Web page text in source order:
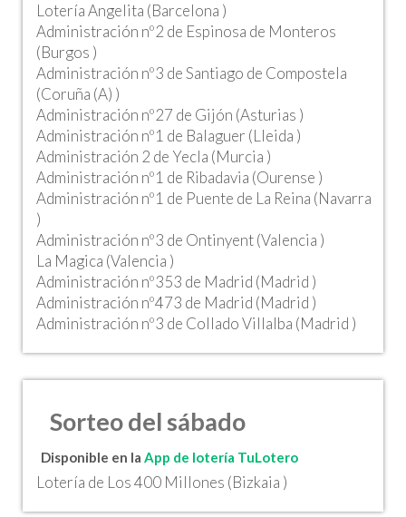
Lotería Angelita (Barcelona )
Administración nº2 de Espinosa de Monteros
(Burgos )
Administración nº3 de Santiago de Compostela
(Coruña (A) )
Administración nº27 de Gijón (Asturias )
Administración nº1 de Balaguer (Lleida )
Administración 2 de Yecla (Murcia )
Administración nº1 de Ribadavia (Ourense )
Administración nº1 de Puente de La Reina (Navarra
)
Administración nº3 de Ontinyent (Valencia )
La Magica (Valencia )
Administración nº353 de Madrid (Madrid )
Administración nº473 de Madrid (Madrid )
Administración nº3 de Collado Villalba (Madrid )
Sorteo del sábado
Disponible en la App de lotería TuLotero
Lotería de Los 400 Millones (Bizkaia )